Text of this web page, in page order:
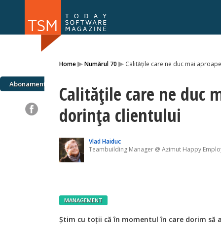
Home▸Numărul 70 ▸ Calitățile care ne duc mai
Abonamente
Calitățile care ne duc
dorința clientului
Vlad Haiduc
Teambuilding Manager @ Azimut Happy
MANAGEMENT
Ştim cu toţii că în momentul în care dorim să